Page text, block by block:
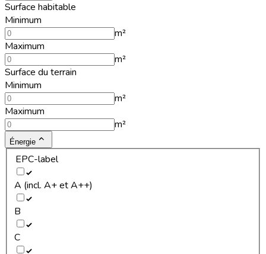
Surface habitable
Minimum
m²
Maximum
m²
Surface du terrain
Minimum
m²
Maximum
m²
Énergie
EPC-label
A (incl. A+ et A++)
B
C